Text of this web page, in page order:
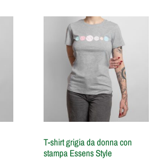
T-shirt grigia da donna con
stampa Essens Style